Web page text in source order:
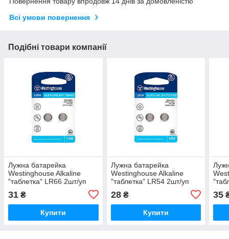
Всі умови повернення
Подібні товари компанії
Лужна батарейка
Westinghouse Alkaline
"таблетка" LR66 2шт/уп
31 ₴
Купити
Лужна батарейка
Westinghouse Alkaline
"таблетка" LR54 2шт/уп
28₴
Купити
35